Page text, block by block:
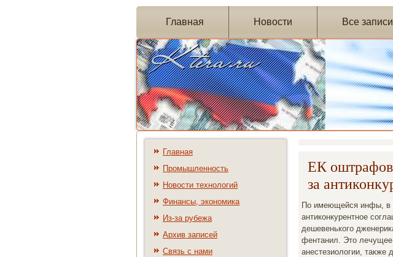
Главная Новости Все записи
Главная
Промышленность
Новости технологий
Финансы, экономика
Из-за рубежа
Архив записей
Связь с нами
ЕК
за
По имеющейся инфы, в
антиконкурентное
дешевенького
фентанил. Это лечущее
анестезиологии, также